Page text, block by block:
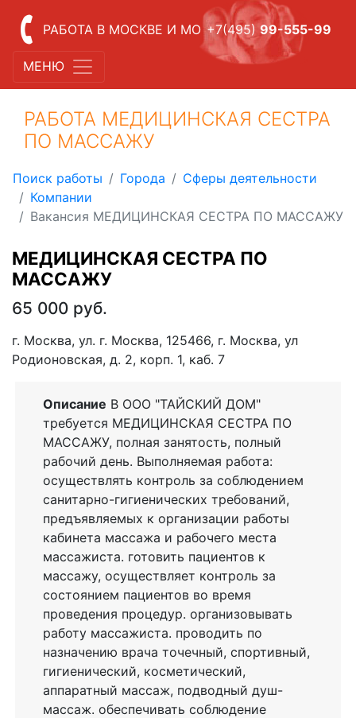
РАБОТА В МОСКВЕ И МО +7(495) 99-555-99
МЕНЮ
РАБОТА МЕДИЦИНСКАЯ СЕСТРА
ПО МАССАЖУ
Поиск работы Города
Сферы деятельности
Компании
Вакансия МЕДИЦИНСКАЯ СЕСТРА ПО МАССАЖУ
МЕДИЦИНСКАЯ СЕСТРА ПО
МАССАЖУ
65 000 руб.
г. Москва, ул. г. Москва, 125466, г. Москва, ул
Родионовская, д. 2, корп. 1, каб. 7
Описание В ООО "ТАЙСКИЙ ДОМ"
требуется МЕДИЦИНСКАЯ СЕСТРА ПО
МАССАЖУ, полная занятость, полный
рабочий день. Выполняемая работа:
осуществлять контроль за соблюдением
санитарно-гигиенических требований,
предъявляемых к организации работы
кабинета массажа и рабочего места
массажиста. готовить пациентов к
массажу, осуществляет контроль за
состоянием пациентов во время
проведения процедур. организовывать
работу массажиста. проводить по
назначению врача точечный, спортивный,
гигиенический, косметический,
аппаратный массаж, подводный душ-
массаж. обеспечивать соблюдение